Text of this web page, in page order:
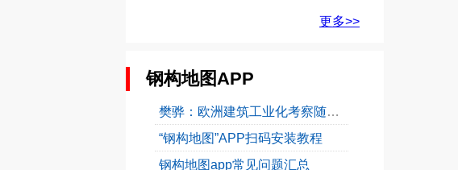
更多>>
钢构地图APP
樊骅：欧洲建筑工业化考察随想——公共建筑的多元性...
“钢构地图”APP扫码安装教程
钢构地图app常见问题汇总